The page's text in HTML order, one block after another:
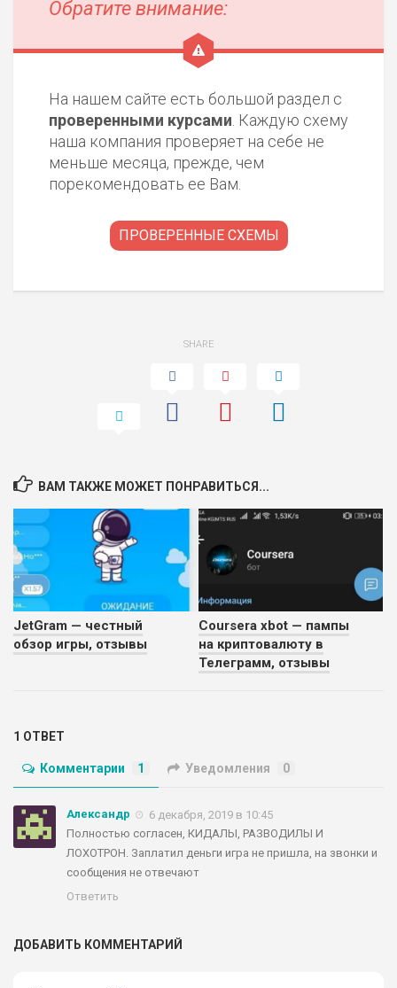
Обратите внимание:
На нашем сайте есть большой раздел с
проверенными курсами . Каждую схему
наша компания проверяет на себе не
меньше месяца, прежде, чем
порекомендовать ее Вам.
ПРОВЕРЕННЫЕ СХЕМЫ
SHARE
ВАМ ТАКЖЕ МОЖЕТ ПОНРАВИТЬСЯ...
JetGram — честный
обзор игры, отзывы
Coursera xbot — пампы
на криптовалюту в
Телеграмм, отзывы
1 ОТВЕТ
Комментарии 1 Уведомления 0
Александр
6 декабря, 2019 в 10:45
Полностью согласен, КИДАЛЫ, РАЗВОДИЛЫ И
ЛОХОТРОН. Заплатил деньги игра не пришла, на звонки и
сообщения не отвечают
Ответить
ДОБАВИТЬ КОММЕНТАРИЙ